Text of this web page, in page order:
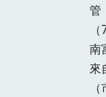
管
南
來